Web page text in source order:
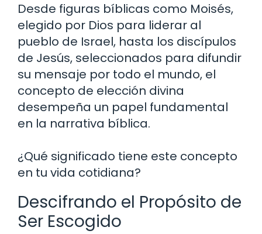
Desde figuras bíblicas como Moisés,
elegido por Dios para liderar al
pueblo de Israel, hasta los discípulos
de Jesús, seleccionados para difundir
su mensaje por todo el mundo, el
concepto de elección divina
desempeña un papel fundamental
en la narrativa bíblica.
¿Qué significado tiene este concepto
en tu vida cotidiana?
Descifrando el Propósito de
Ser Escogido